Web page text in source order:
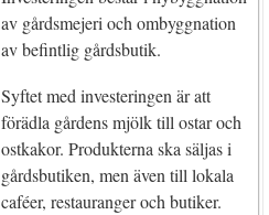
av gårdsmejeri och ombyggnation
av befintlig gårdsbutik.
Syftet med investeringen är att
förädla gårdens mjölk till ostar och
ostkakor. Produkterna ska säljas i
gårdsbutiken, men även till lokala
caféer, restauranger och butiker.